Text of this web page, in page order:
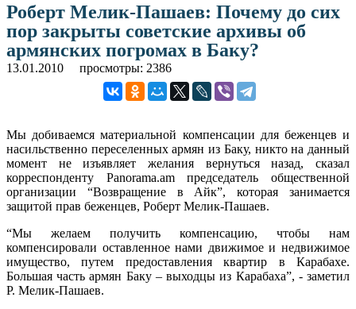
Роберт Мелик-Пашаев: Почему до сих
пор закрыты советские архивы об
армянских погромах в Баку?
13.01.2010 просмотры: 2386
Мы добиваемся материальной компенсации для беженцев и
насильственно переселенных армян из Баку, никто на данный
момент не изъявляет желания вернуться назад, сказал
корреспонденту Panorama.am председатель общественной
организации “Возвращение в Айк”, которая занимается
защитой прав беженцев, Роберт Мелик-Пашаев.
“Мы желаем получить компенсацию, чтобы нам
компенсировали оставленное нами движимое и недвижимое
имущество, путем предоставления квартир в Карабахе.
Большая часть армян Баку – выходцы из Карабаха”, - заметил
Р. Мелик-Пашаев.